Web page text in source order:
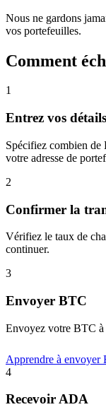
Nous ne gardons
vos portefeuilles.
Comment
1
Entrez vos détails
Spécifiez combien de
votre adresse de
2
Confirmer la
Vérifiez le taux de
continuer.
3
Envoyer BTC
Envoyez votre BTC à
Apprendre à envoyer
4
Recevoir ADA